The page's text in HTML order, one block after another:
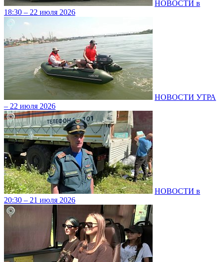
НОВОСТИ в
18:30 – 22 июля 2026
НОВОСТИ УТРА
– 22 июля 2026
НОВОСТИ в
20:30 – 21 июля 2026